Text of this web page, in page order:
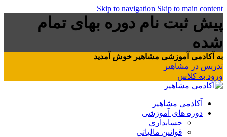
Skip to navigation Skip to main content
پیش ثبت نام دوره بهای تمام
شده
به آکادمی آموزشی مشاهیر خوش آمدید
تدریس در مشاهیر
ورود به کلاس
آکادمی مشاهیر
دوره های آموزشی
حسابداری
قوانین مالیاتی